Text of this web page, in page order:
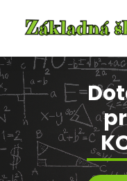
content